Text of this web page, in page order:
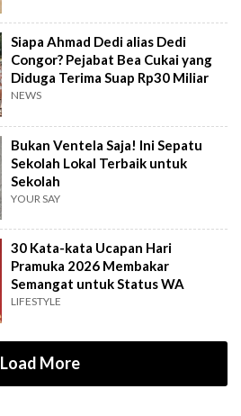
Siapa Ahmad Dedi alias Dedi
Congor? Pejabat Bea Cukai yang
Diduga Terima Suap Rp30 Miliar
NEWS
Bukan Ventela Saja! Ini Sepatu
Sekolah Lokal Terbaik untuk
Sekolah
YOUR SAY
30 Kata-kata Ucapan Hari
Pramuka 2026 Membakar
Semangat untuk Status WA
LIFESTYLE
Load More